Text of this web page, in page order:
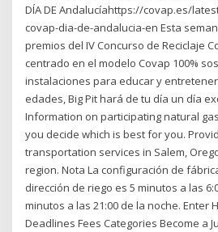
DÍA DE Andalucíahttps://covap.es/
covap-dia-de-andalucia-en Esta
premios del IV Concurso de Reciclaje
centrado en el modelo Covap 100%
instalaciones para educar y
edades, Big Pit hará de tu día un día
Information on participating natural
you decide which is best for you.
transportation services in Salem,
region. Nota La configuración de
dirección de riego es 5 minutos a las
minutos a las 21:00 de la noche. Enter
Deadlines Fees Categories Become a